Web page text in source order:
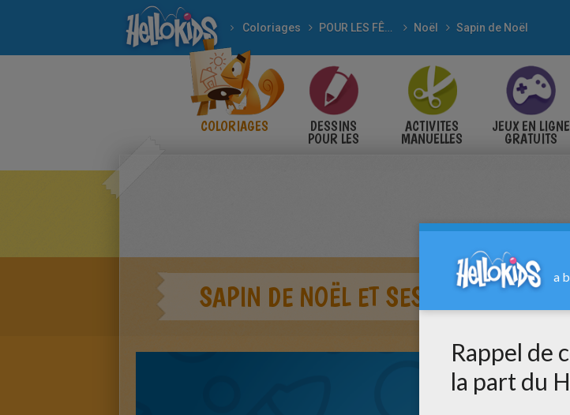
Coloriages POUR LES FÊTES Noël Sapin de Noël
COLORIAGES DESSINS
POUR LES
ACTIVITES
MANUELLES
JEUX EN LIGNE
GRATUITS
SAPIN DE NOËL ET SES DÉCORATIONS